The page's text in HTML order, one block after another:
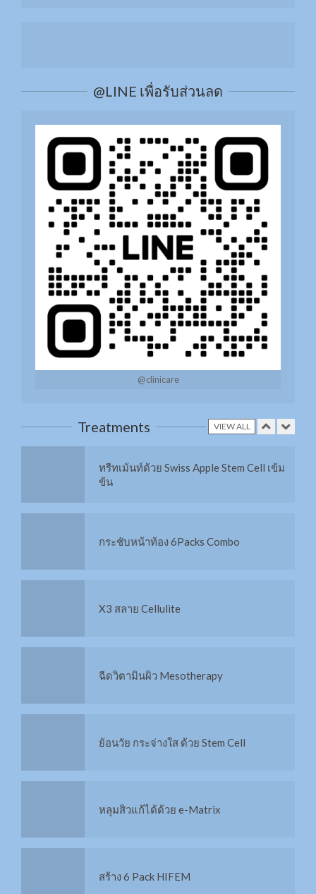
@LINE เพื่อรับส่วนลด
@clinicare
Treatments VIEW ALL
สลาย Cellulite ด้วย RET
ยกกระชับผิวด้วย Thermage FLX
ยกกระชับรูปหน้าด้วย MMFU
เติมความชุ่มชื้นให้ผิวหน้าด้วย H+ และ O2
เพิ่มการดูแลผิวด้วยทรีทเมนท์จากสารสกัด
14 ชนิด
ข้น
กระชับหน้าท้อง 6Packs Combo
X3 สลาย Cellulite
ฉีดวิตามินผิว Mesotherapy
ย้อนวัย กระจ่างใส ด้วย Stem Cell
หลุมสิวแก้ได้ด้วย e-Matrix
สร้าง 6 Pack HIFEM
หน้าใสด้วย Laser CO2